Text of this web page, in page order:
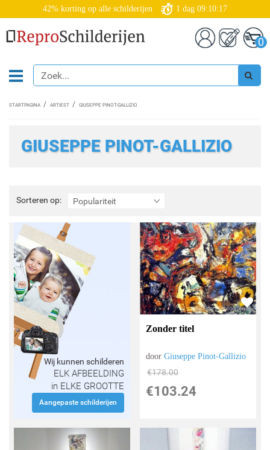
42% korting op alle schilderijen 1 dag 09:10:17
0
STARTPAGINA ARTIEST GIUSEPPE PINOT-GALLIZIO
GIUSEPPE PINOT-GALLIZIO
Sorteren op: Populariteit
Sorteren
op:
Wij kunnen schilderen
ELK AFBEELDING
in ELKE GROOTTE
Aangepaste schilderijen
Zonder titel
doorGiuseppe Pinot-Gallizio
€178.00
€103.24